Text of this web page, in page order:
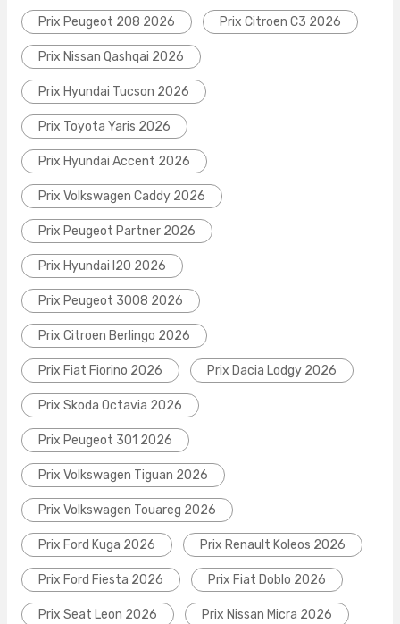
Prix Peugeot 208 2026 Prix Citroen C3 2026
Prix Nissan Qashqai 2026
Prix Hyundai Tucson 2026
Prix Toyota Yaris 2026
Prix Hyundai Accent 2026
Prix Volkswagen Caddy 2026
Prix Peugeot Partner 2026
Prix Hyundai I20 2026
Prix Peugeot 3008 2026
Prix Citroen Berlingo 2026
Prix Fiat Fiorino 2026 Prix Dacia Lodgy 2026
Prix Skoda Octavia 2026
Prix Peugeot 301 2026
Prix Volkswagen Tiguan 2026
Prix Volkswagen Touareg 2026
Prix Ford Kuga 2026 Prix Renault Koleos 2026
Prix Ford Fiesta 2026 Prix Fiat Doblo 2026
Prix Seat Leon 2026 Prix Nissan Micra 2026